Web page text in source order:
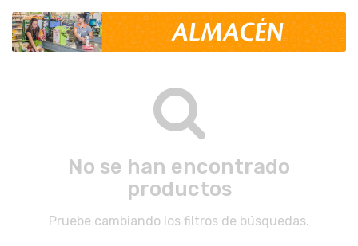
No se han encontrado
productos
Pruebe cambiando los filtros de búsquedas.